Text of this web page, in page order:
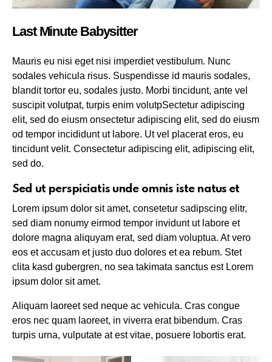
Last Minute Babysitter
Mauris eu nisi eget nisi imperdiet vestibulum. Nunc
sodales vehicula risus. Suspendisse id mauris sodales,
blandit tortor eu, sodales justo. Morbi tincidunt, ante vel
suscipit volutpat, turpis enim volutpSectetur adipiscing
elit, sed do eiusm onsectetur adipiscing elit, sed do eiusm
od tempor incididunt ut labore. Ut vel placerat eros, eu
tincidunt velit. Consectetur adipiscing elit, adipiscing elit,
sed do.
Sed ut perspiciatis unde omnis iste natus et
Lorem ipsum dolor sit amet, consetetur sadipscing elitr,
sed diam nonumy eirmod tempor invidunt ut labore et
dolore magna aliquyam erat, sed diam voluptua. At vero
eos et accusam et justo duo dolores et ea rebum. Stet
clita kasd gubergren, no sea takimata sanctus est Lorem
ipsum dolor sit amet.
Aliquam laoreet sed neque ac vehicula. Cras congue
eros nec quam laoreet, in viverra erat bibendum. Cras
turpis urna, vulputate at est vitae, posuere lobortis erat.